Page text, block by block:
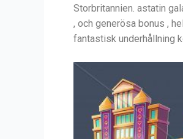
Storbritannien. astatin
, och generösa bonus ,
fantastisk underhållning